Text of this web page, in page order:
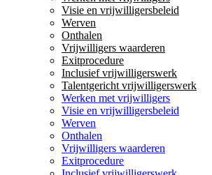
Visie en vrijwilligersbeleid
Werven
Onthalen
Vrijwilligers waarderen
Exitprocedure
Inclusief vrijwilligerswerk
Talentgericht vrijwilligerswerk
Werken met vrijwilligers
Visie en vrijwilligersbeleid
Werven
Onthalen
Vrijwilligers waarderen
Exitprocedure